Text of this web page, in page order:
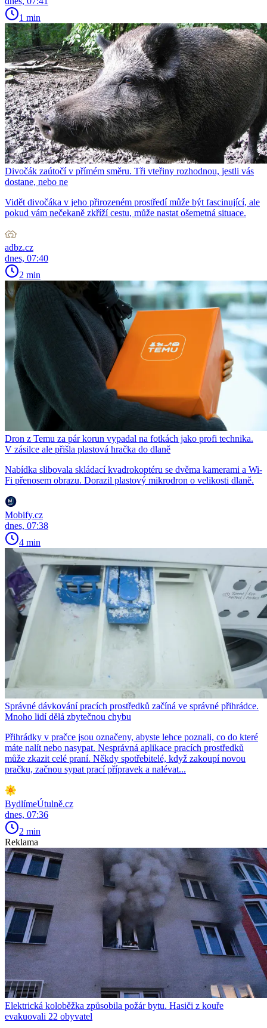
1 min
Divočák zaútočí v přímém směru. Tři vteřiny rozhodnou, jestli vás
dostane, nebo ne
Vidět divočáka v jeho přirozeném prostředí může být fascinující, ale
pokud vám nečekaně zkříží cestu, může nastat ošemetná situace.
adbz.cz
dnes, 07:40
2 min
Dron z Temu za pár korun vypadal na fotkách jako profi technika.
V zásilce ale přišla plastová hračka do dlaně
Nabídka slibovala skládací kvadrokoptéru se dvěma kamerami a Wi-
Fi přenosem obrazu. Dorazil plastový mikrodron o velikosti dlaně.
Mobify.cz
dnes, 07:38
4 min
Správné dávkování pracích prostředků začíná ve správné přihrádce.
Mnoho lidí dělá zbytečnou chybu
Přihrádky v pračce jsou označeny, abyste lehce poznali, co do které
máte nalít nebo nasypat. Nesprávná aplikace pracích prostředků
může zkazit celé praní. Někdy spotřebitelé, když zakoupí novou
pračku, začnou sypat prací přípravek a nalévat...
BydlímeÚtulně.cz
dnes, 07:36
2 min
Reklama
Elektrická koloběžka způsobila požár bytu. Hasiči z kouře
evakuovali 22 obyvatel